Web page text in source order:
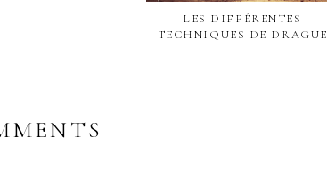
LES DIFFÉRENTES
TECHNIQUES DE DRAGUE